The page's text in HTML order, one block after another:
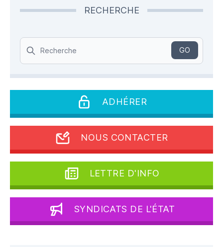
RECHERCHE
Search
GO
ADHÉRER
NOUS CONTACTER
LETTRE D'INFO
SYNDICATS DE L'ÉTAT